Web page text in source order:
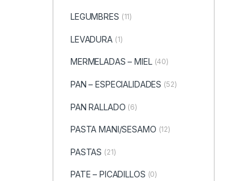
LEGUMBRES (11)
LEVADURA (1)
MERMELADAS – MIEL (40)
PAN – ESPECIALIDADES (52)
PAN RALLADO (6)
PASTA MANI/SESAMO (12)
PASTAS (21)
PATE – PICADILLOS (0)